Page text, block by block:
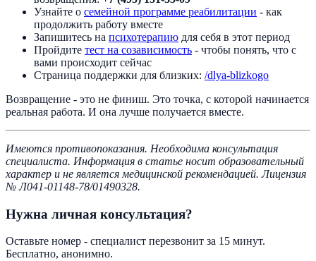
Узнайте о семейной программе реабилитации - как
продолжить работу вместе
Запишитесь на психотерапию для себя в этот период
Пройдите тест на созависимость - чтобы понять, что с
вами происходит сейчас
Страница поддержки для близких: /dlya-blizkogo
Возвращение - это не финиш. Это точка, с которой начинается
реальная работа. И она лучше получается вместе.
Имеются противопоказания. Необходима консультация
специалиста. Информация в статье носит образовательный
характер и не является медицинской рекомендацией. Лицензия
№ Л041-01148-78/01490328.
Нужна личная консультация?
Оставьте номер - специалист перезвонит за 15 минут.
Бесплатно, анонимно.